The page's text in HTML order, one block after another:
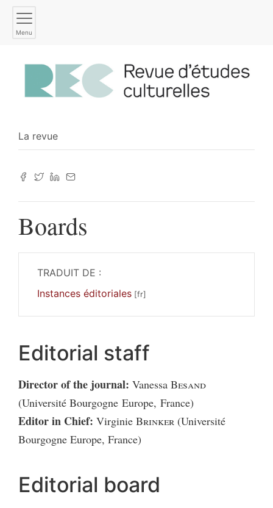
Menu
La revue
Boards
TRADUIT DE :
Instances éditoriales
Editorial staff
Director of the journal: Vanessa Besand
(Université Bourgogne Europe, France)
Editor in Chief: Virginie Brinker (Université
Bourgogne Europe, France)
Editorial board